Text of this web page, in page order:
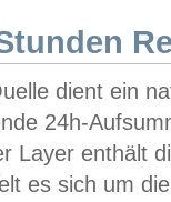
dient ein
24h-
Layer enthält
es sich um